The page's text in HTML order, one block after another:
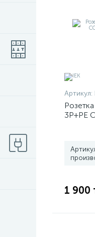
Артикул:
3P+PЕ
1 900